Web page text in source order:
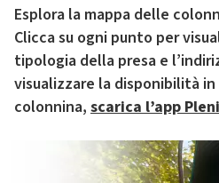
Esplora la mappa delle
Clicca su ogni punto per
tipologia della presa e
visualizzare la disponibilità
colonnina, scarica l’app